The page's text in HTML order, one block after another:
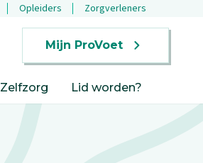
Opleiders Zorgverleners
Mijn ProVoet
Zelfzorg Lid worden?